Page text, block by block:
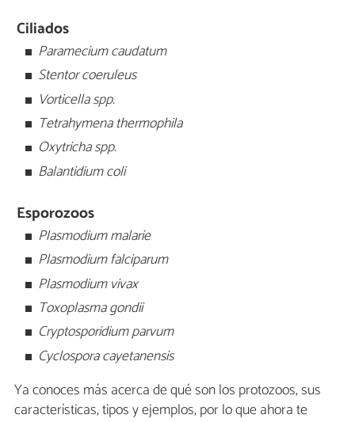
Ciliados
Paramecium caudatum
Stentor coeruleus
Vorticella spp.
Tetrahymena thermophila
Oxytricha spp.
Balantidium coli
Esporozoos
Plasmodium malarie
Plasmodium falciparum
Plasmodium vivax
Toxoplasma gondii
Cryptosporidium parvum
Cyclospora cayetanensis
Ya conoces más acerca de qué son los protozoos, sus
características, tipos y ejemplos, por lo que ahora te